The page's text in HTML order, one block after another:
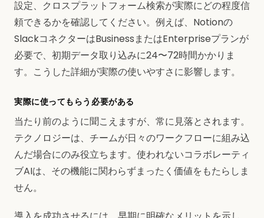
設定、クロスプラットフォーム検索が実際にどの程度信
頼できるかを確認してください。例えば、Notionの
SlackコネクターはBusinessまたはEnterpriseプランが
必要で、初期データ取り込みに24〜72時間かかりま
す。こうした詳細が実際の使いやすさに影響します。
実際に使ってもらう必要がある
当たり前のように聞こえますが、常に見落とされます。
テクノロジーは、チームが日々のワークフローに組み込
んだ場合にのみ役立ちます。使われないコラボレーティ
ブAIは、その機能に関わらずまったく価値をもたらしま
せん。